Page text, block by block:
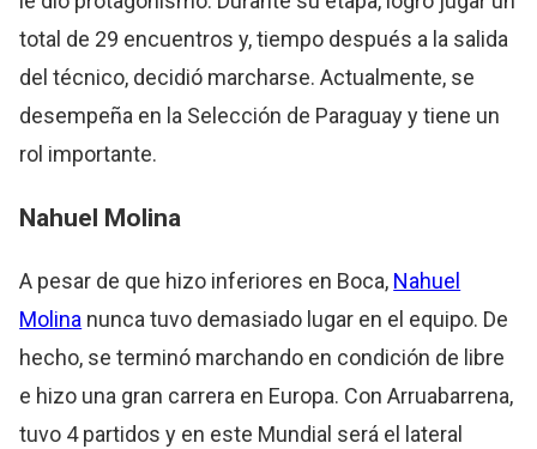
total de 29 encuentros y, tiempo después a la salida
del técnico, decidió marcharse. Actualmente, se
desempeña en la Selección de Paraguay y tiene un
rol importante.
Nahuel Molina
A pesar de que hizo inferiores en Boca, Nahuel
Molina nunca tuvo demasiado lugar en el equipo. De
hecho, se terminó marchando en condición de libre
e hizo una gran carrera en Europa. Con Arruabarrena,
tuvo 4 partidos y en este Mundial será el lateral